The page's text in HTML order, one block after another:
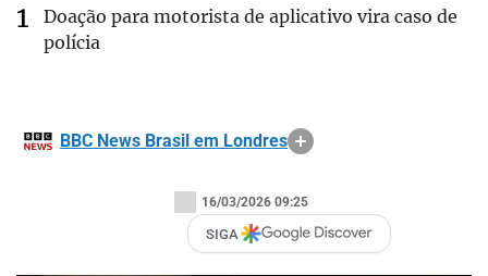
Doação para motorista de aplicativo vira caso de
polícia
BBC News Brasil em Londres
16/03/2026 09:25
SIGA